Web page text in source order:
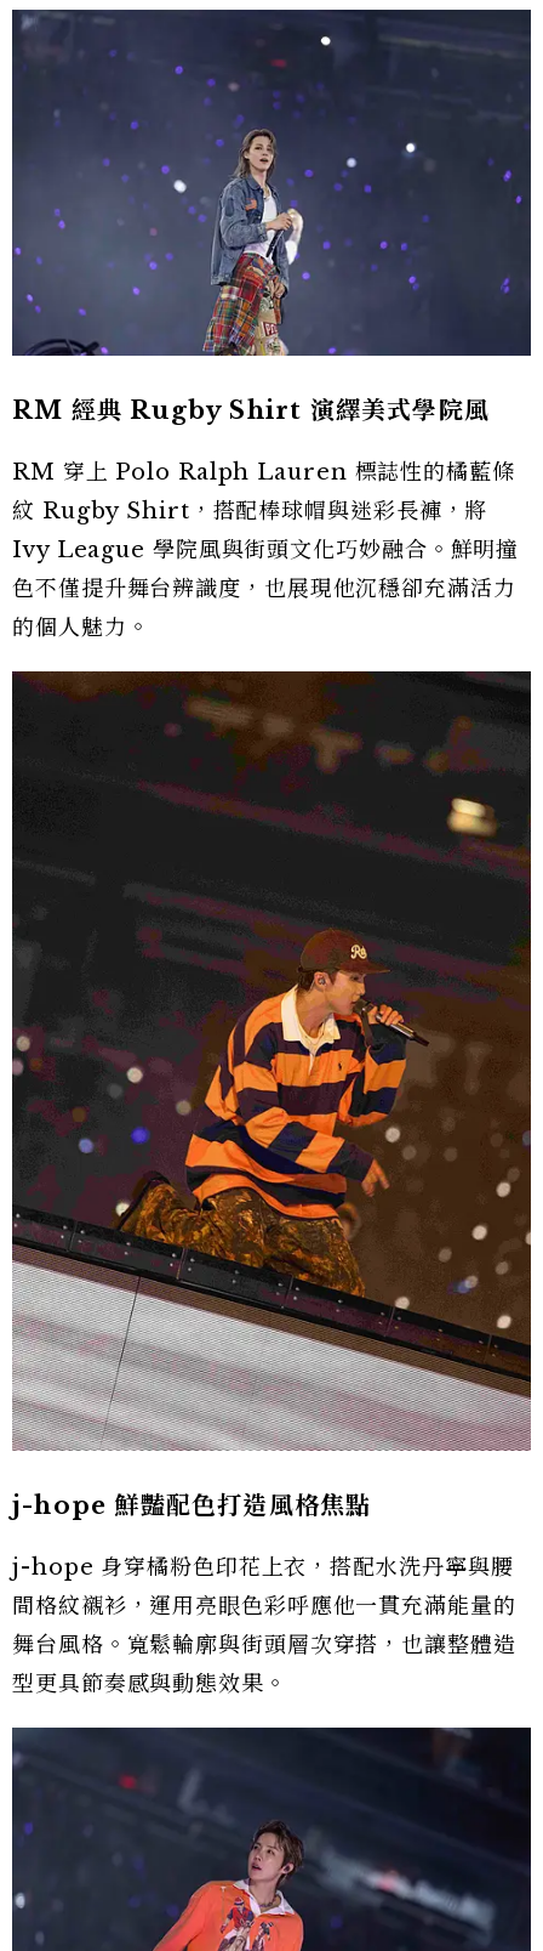
RM 經典 Rugby Shirt 演繹美式學院風
RM 穿上 Polo Ralph Lauren 標誌性的橘藍條
紋 Rugby Shirt，搭配棒球帽與迷彩長褲，將
Ivy League 學院風與街頭文化巧妙融合。鮮明撞
色不僅提升舞台辨識度，也展現他沉穩卻充滿活力
的個人魅力。
j-hope 鮮豔配色打造風格焦點
j-hope 身穿橘粉色印花上衣，搭配水洗丹寧與腰
間格紋襯衫，運用亮眼色彩呼應他一貫充滿能量的
舞台風格。寬鬆輪廓與街頭層次穿搭，也讓整體造
型更具節奏感與動態效果。